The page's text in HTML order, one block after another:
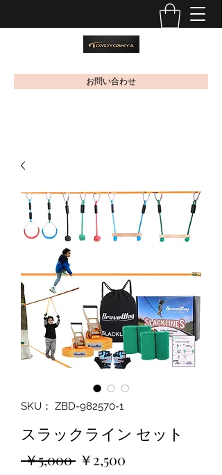
お問い合わせ
SKU： ZBD-982570-1
スラックライン セット
￥5,000 通￥2,500